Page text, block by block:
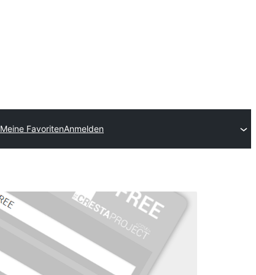
Meine FavoritenAnmelden